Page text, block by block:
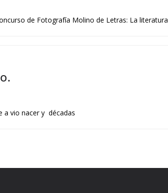
de Fotografía Molino de Letras: La literatura
a vio nacer y décadas